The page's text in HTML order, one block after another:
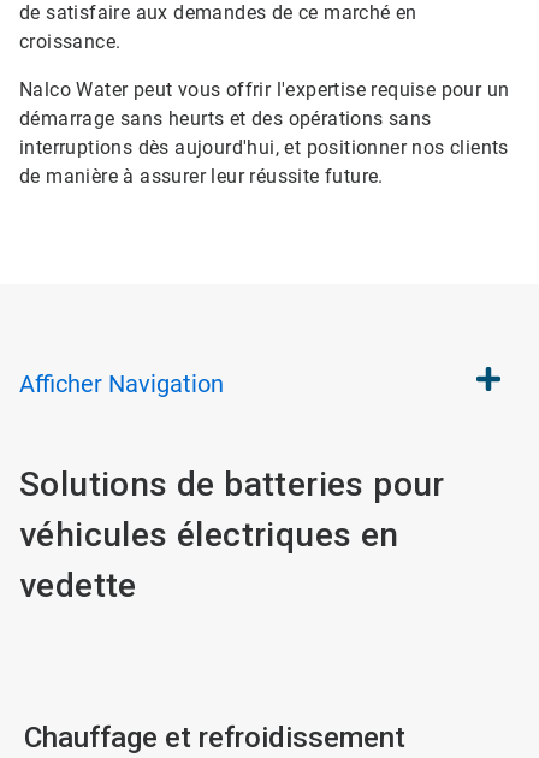
de satisfaire aux demandes de ce marché en
croissance.
Nalco Water peut vous offrir l'expertise requise pour un
démarrage sans heurts et des opérations sans
interruptions dès aujourd'hui, et positionner nos clients
de manière à assurer leur réussite future.
Afficher Navigation
Solutions de batteries pour
véhicules électriques en
vedette
Chauffage et refroidissement